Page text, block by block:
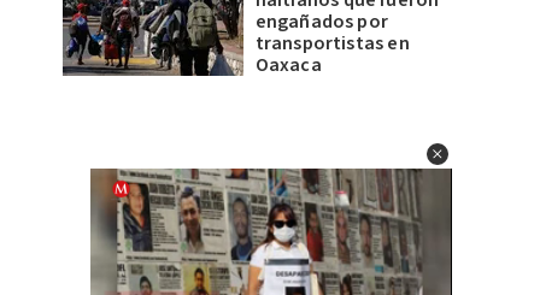
engañados por
transportistas en
Oaxaca